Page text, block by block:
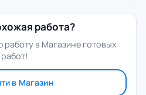
работа?
в Магазине готовых
работ!
в Магазин